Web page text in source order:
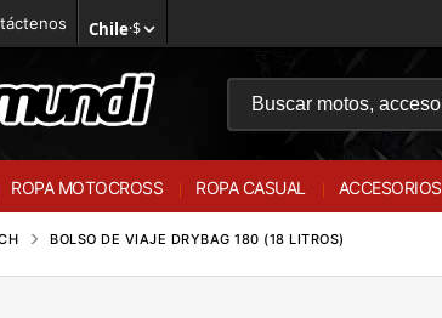
Chile·$
ROPA MOTOCROSS ROPA CASUAL ACCESORIOS
BOLSO DE VIAJE DRYBAG 180 (18 LITROS)